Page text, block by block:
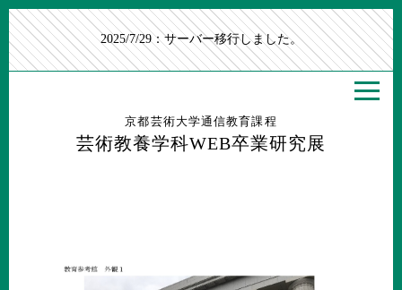
2025/7/29：サーバー移行しました。
京都芸術大学通信教育課程
芸術教養学科WEB卒業研究展